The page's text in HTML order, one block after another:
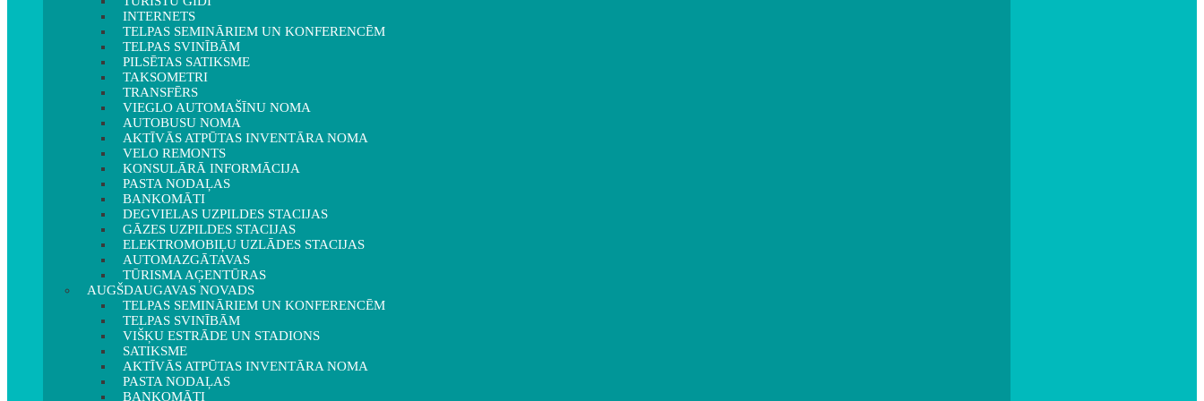
INTERNETS
TELPAS SEMINĀRIEM UN KONFERENCĒM
TELPAS SVINĪBĀM
PILSĒTAS SATIKSME
TAKSOMETRI
TRANSFĒRS
VIEGLO AUTOMAŠĪNU NOMA
AUTOBUSU NOMA
AKTĪVĀS ATPŪTAS INVENTĀRA NOMA
VELO REMONTS
KONSULĀRĀ INFORMĀCIJA
PASTA NODAĻAS
BANKOMĀTI
DEGVIELAS UZPILDES STACIJAS
GĀZES UZPILDES STACIJAS
ELEKTROMOBIĻU UZLĀDES STACIJAS
AUTOMAZGĀTAVAS
TŪRISMA AĢENTŪRAS
AUGŠDAUGAVAS NOVADS
TELPAS SEMINĀRIEM UN KONFERENCĒM
TELPAS SVINĪBĀM
VIŠĶU ESTRĀDE UN STADIONS
SATIKSME
AKTĪVĀS ATPŪTAS INVENTĀRA NOMA
PASTA NODAĻAS
BANKOMĀTI